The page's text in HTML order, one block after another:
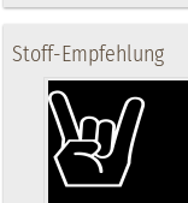
Stoff-Empfehlung